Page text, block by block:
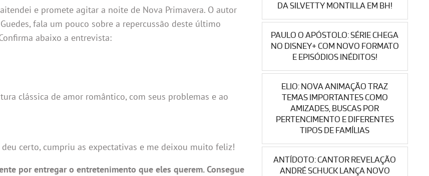
e promete agitar a noite de Nova Primavera. O autor
fala um pouco sobre a repercussão deste último
abaixo a entrevista:
clássica de amor romântico, com seus problemas e ao
certo, cumpriu as expectativas e me deixou muito feliz!
por entregar o entretenimento que eles querem. Consegue
DA SILVETTY MONTILLA EM BH!
PAULO O APÓSTOLO: SÉRIE CHEGA
NO DISNEY+ COM NOVO FORMATO
E EPISÓDIOS INÉDITOS!
ELIO: NOVA ANIMAÇÃO TRAZ
TEMAS IMPORTANTES COMO
AMIZADES, BUSCAS POR
PERTENCIMENTO E DIFERENTES
TIPOS DE FAMÍLIAS
ANTÍDOTO: CANTOR REVELAÇÃO
ANDRÉ SCHUCK LANÇA NOVO